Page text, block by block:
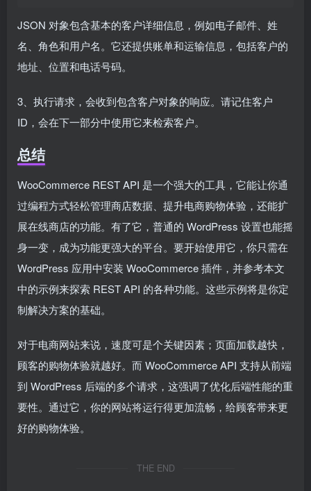
JSON 对象包含基本的客户详细信息，例如电子邮件、姓
名、角色和用户名。它还提供账单和运输信息，包括客户的
地址、位置和电话号码。
3、执行请求，会收到包含客户对象的响应。请记住客户
ID，会在下一部分中使用它来检索客户。
总结
WooCommerce REST API 是一个强大的工具，它能让你通
过编程方式轻松管理商店数据、提升电商购物体验，还能扩
展在线商店的功能。有了它，普通的 WordPress 设置也能摇
身一变，成为功能更强大的平台。要开始使用它，你只需在
WordPress 应用中安装 WooCommerce 插件，并参考本文
中的示例来探索 REST API 的各种功能。这些示例将是你定
制解决方案的基础。
对于电商网站来说，速度可是个关键因素；页面加载越快，
顾客的购物体验就越好。而 WooCommerce API 支持从前端
到 WordPress 后端的多个请求，这强调了优化后端性能的重
要性。通过它，你的网站将运行得更加流畅，给顾客带来更
好的购物体验。
THE END